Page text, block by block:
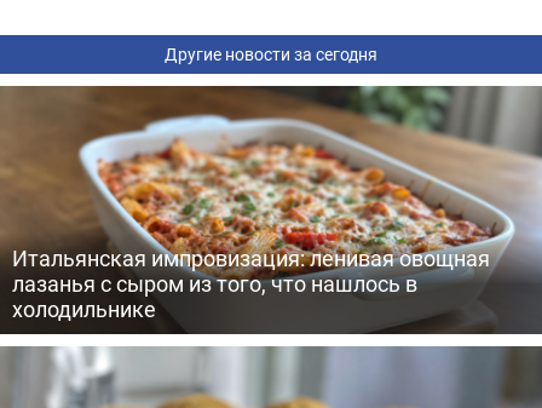
Другие новости за сегодня
Итальянская импровизация: ленивая овощная
лазанья с сыром из того, что нашлось в
холодильнике